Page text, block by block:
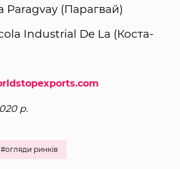
Paragvay (Парагвай)
Industrial De La (Коста-
р.
#огляди ринків